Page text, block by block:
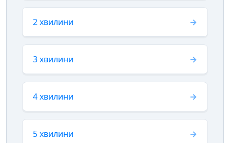
2 хвилини
3 хвилини
4 хвилини
5 хвилини